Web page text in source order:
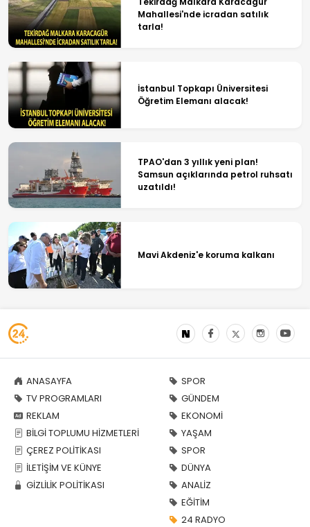
Mahallesi'nde icradan satılık
tarla!
İstanbul Topkapı Üniversitesi
Öğretim Elemanı alacak!
TPAO'dan 3 yıllık yeni plan!
Samsun açıklarında petrol ruhsatı
uzatıldı!
Mavi Akdeniz'e koruma kalkanı
ANASAYFA
TV PROGRAMLARI
REKLAM
BİLGİ TOPLUMU HİZMETLERİ
ÇEREZ POLİTİKASI
İLETİŞİM VE KÜNYE
GİZLİLİK POLİTİKASI
SPOR
GÜNDEM
EKONOMİ
YAŞAM
SPOR
DÜNYA
ANALİZ
EĞİTİM
24 RADYO